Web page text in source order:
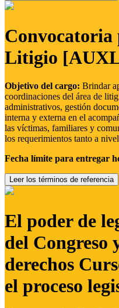
Litigio
Objetivo del cargo: Brindar
coordinaciones del área de
administrativos, gestión
interna y externa en el
las víctimas, familiares y
los requerimientos tanto a
Fecha límite para entregar
Leer los términos de referencia
El poder de
del Congreso
derechos
el proceso